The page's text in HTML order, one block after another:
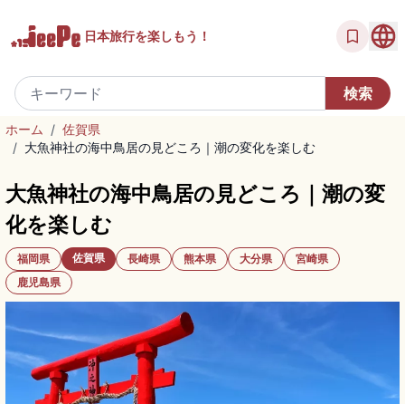
日本旅行を楽しもう！
ホーム / 佐賀県
/ 大魚神社の海中鳥居の見どころ｜潮の変化を楽しむ
大魚神社の海中鳥居の見どころ｜潮の変
化を楽しむ
福岡県 佐賀県 長崎県 熊本県 大分県
宮崎県
鹿児島県